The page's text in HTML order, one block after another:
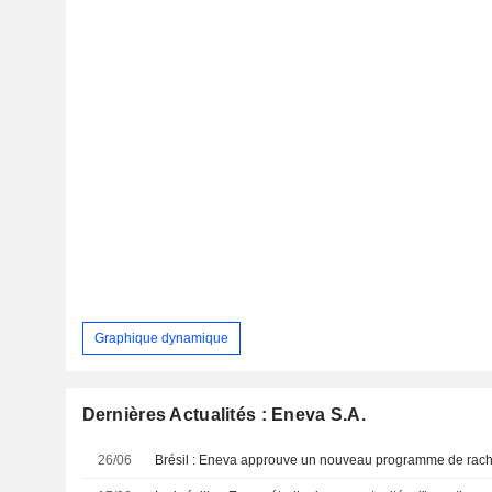
Graphique dynamique
Dernières Actualités : Eneva S.A.
26/06